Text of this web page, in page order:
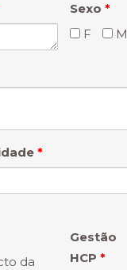
Sexo *
F
M
*
da
Gestão
HCP *